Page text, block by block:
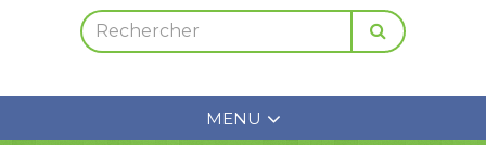
MENU